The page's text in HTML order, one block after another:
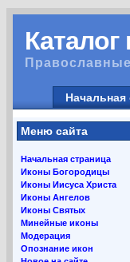
Начальная
Меню сайта
Начальная страница
Иконы Богородицы
Иконы Иисуса Христа
Иконы Ангелов
Иконы Святых
Минейные иконы
Модерация
Опознание икон